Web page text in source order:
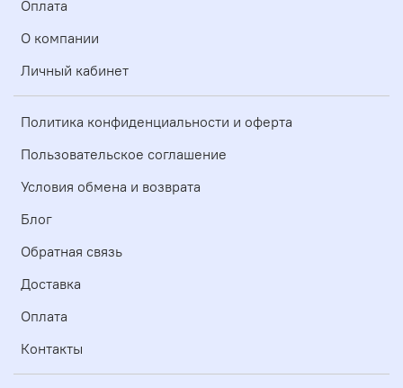
Оплата
О компании
Личный кабинет
Политика конфиденциальности и оферта
Пользовательское соглашение
Условия обмена и возврата
Блог
Обратная связь
Доставка
Оплата
Контакты